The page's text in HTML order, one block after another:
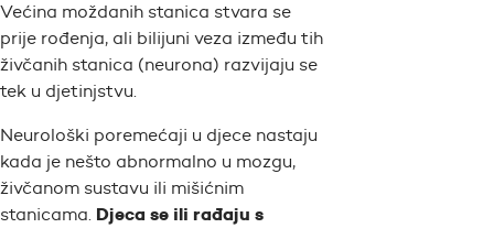
Većina moždanih stanica stvara se
prije rođenja, ali bilijuni veza između tih
živčanih stanica (neurona) razvijaju se
tek u djetinjstvu.
Neurološki poremećaji u djece nastaju
kada je nešto abnormalno u mozgu,
živčanom sustavu ili mišićnim
stanicama. Djeca se ili rađaju s